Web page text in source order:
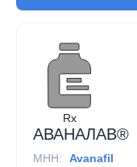
Rx
АВАНАЛАВ®
МНН:
Avanafil